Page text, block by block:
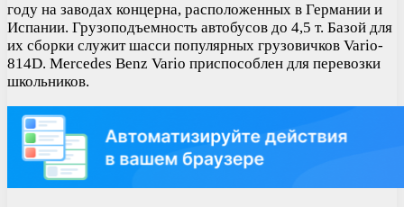
году на заводах концерна, расположенных в Германии и
Испании. Грузоподъемность автобусов до 4,5 т. Базой для
их сборки служит шасси популярных грузовичков Vario-
814D. Mercedes Benz Vario приспособлен для перевозки
школьников.